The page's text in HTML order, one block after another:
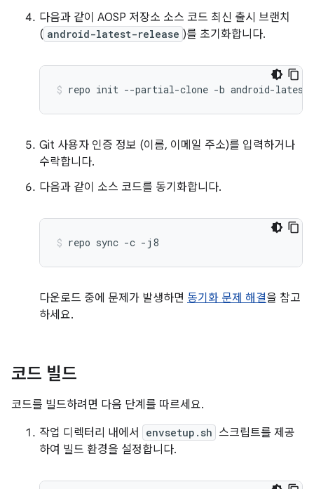
다음과 같이 AOSP 저장소 소스 코드 최신 출시 브랜치
( android-latest-release )를 초기화합니다.
repo init --partial-clone -b android-
Git 사용자 인증 정보 (이름, 이메일 주소)를 입력하거나
수락합니다.
다음과 같이 소스 코드를 동기화합니다.
repo sync -c -j8
다운로드 중에 문제가 발생하면 동기화 문제 해결을 참고
하세요.
코드 빌드
코드를 빌드하려면 다음 단계를 따르세요.
작업 디렉터리 내에서
envsetup.sh 스크립트를 제공
하여 빌드 환경을 설정합니다.